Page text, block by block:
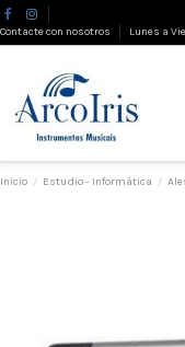
Contacte con nosotros Lunes a
Inicio Estudio - Informática